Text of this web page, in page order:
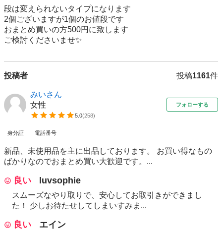
段は変えられないタイプになります
2個ございますが1個のお値段です
おまとめ買いの方500円に致します
ご検討くださいませ✨
投稿者 投稿1161件
みいさん
女性
5.0(258)
フォローする
身分証 電話番号
新品、未使用品を主に出品しております。 お買い得なもの
ばかりなのでおまとめ買い大歓迎です。...
良い luvsophie
スムーズなやり取りで、安心してお取引きができまし
た！ 少しお待たせしてしまいすみま...
良い エイン